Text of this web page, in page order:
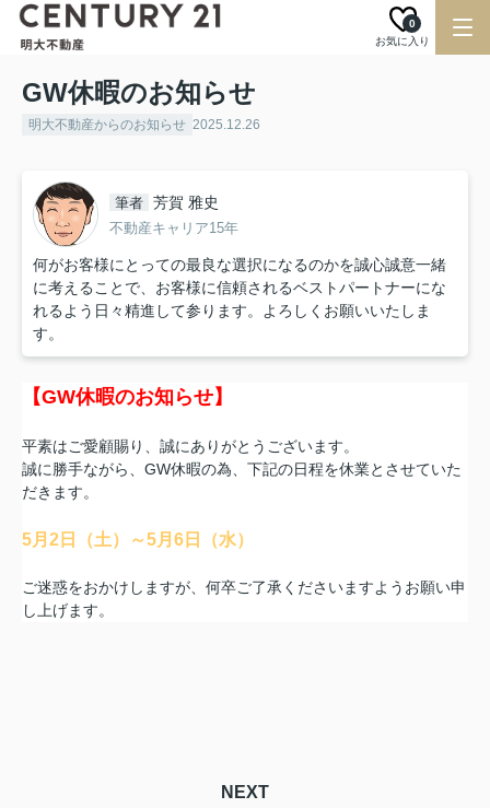
お気に入り
0
GW休暇のお知らせ
明大不動産からのお知らせ 2025.12.26
筆者 芳賀 雅史
不動産キャリア15年
何がお客様にとっての最良な選択になるのかを誠心誠意一緒
に考えることで、お客様に信頼されるベストパートナーにな
れるよう日々精進して参ります。よろしくお願いいたしま
す。
【GW休暇のお知らせ】
平素はご愛顧賜り、誠にありがとうございます。
誠に勝手ながら、GW休暇の為、下記の日程を休業とさせていた
だきます。
5月2日（土）～5月6日（水）
ご迷惑をおかけしますが、何卒ご了承くださいますようお願い申
し上げます。
NEXT